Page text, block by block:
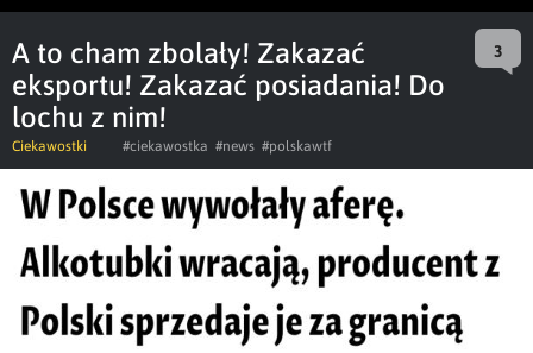
A to cham zbolały! Zakazać
eksportu! Zakazać posiadania! Do
lochu z nim!
3
Ciekawostki #ciekawostka #news #polskawtf